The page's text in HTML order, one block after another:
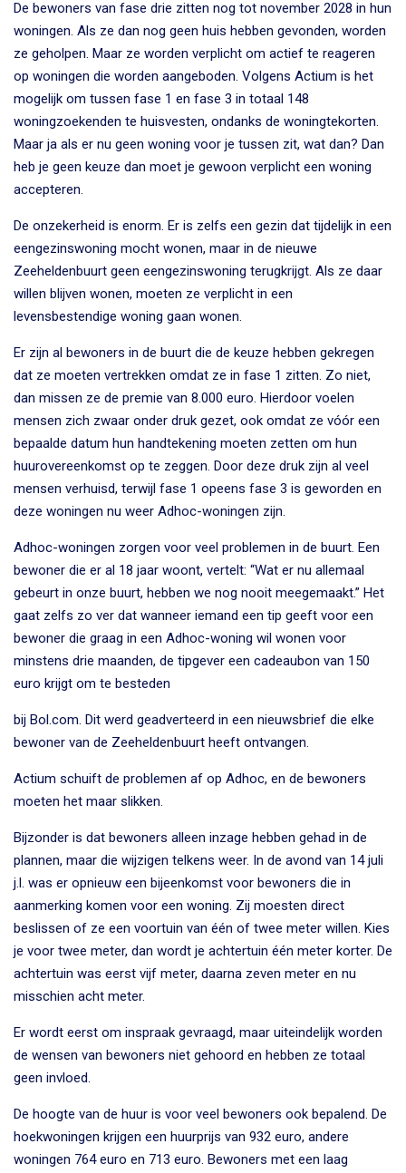
De bewoners van fase drie zitten nog tot november 2028 in hun
woningen. Als ze dan nog geen huis hebben gevonden, worden
ze geholpen. Maar ze worden verplicht om actief te reageren
op woningen die worden aangeboden. Volgens Actium is het
mogelijk om tussen fase 1 en fase 3 in totaal 148
woningzoekenden te huisvesten, ondanks de woningtekorten.
Maar ja als er nu geen woning voor je tussen zit, wat dan? Dan
heb je geen keuze dan moet je gewoon verplicht een woning
accepteren.
De onzekerheid is enorm. Er is zelfs een gezin dat tijdelijk in een
eengezinswoning mocht wonen, maar in de nieuwe
Zeeheldenbuurt geen eengezinswoning terugkrijgt. Als ze daar
willen blijven wonen, moeten ze verplicht in een
levensbestendige woning gaan wonen.
Er zijn al bewoners in de buurt die de keuze hebben gekregen
dat ze moeten vertrekken omdat ze in fase 1 zitten. Zo niet,
dan missen ze de premie van 8.000 euro. Hierdoor voelen
mensen zich zwaar onder druk gezet, ook omdat ze vóór een
bepaalde datum hun handtekening moeten zetten om hun
huurovereenkomst op te zeggen. Door deze druk zijn al veel
mensen verhuisd, terwijl fase 1 opeens fase 3 is geworden en
deze woningen nu weer Adhoc-woningen zijn.
Adhoc-woningen zorgen voor veel problemen in de buurt. Een
bewoner die er al 18 jaar woont, vertelt: “Wat er nu allemaal
gebeurt in onze buurt, hebben we nog nooit meegemaakt.” Het
gaat zelfs zo ver dat wanneer iemand een tip geeft voor een
bewoner die graag in een Adhoc-woning wil wonen voor
minstens drie maanden, de tipgever een cadeaubon van 150
euro krijgt om te besteden
bij Bol.com. Dit werd geadverteerd in een nieuwsbrief die elke
bewoner van de Zeeheldenbuurt heeft ontvangen.
Actium schuift de problemen af op Adhoc, en de bewoners
moeten het maar slikken.
Bijzonder is dat bewoners alleen inzage hebben gehad in de
plannen, maar die wijzigen telkens weer. In de avond van 14 juli
j.l. was er opnieuw een bijeenkomst voor bewoners die in
aanmerking komen voor een woning. Zij moesten direct
beslissen of ze een voortuin van één of twee meter willen. Kies
je voor twee meter, dan wordt je achtertuin één meter korter. De
achtertuin was eerst vijf meter, daarna zeven meter en nu
misschien acht meter.
Er wordt eerst om inspraak gevraagd, maar uiteindelijk worden
de wensen van bewoners niet gehoord en hebben ze totaal
geen invloed.
De hoogte van de huur is voor veel bewoners ook bepalend. De
hoekwoningen krijgen een huurprijs van 932 euro, andere
woningen 764 euro en 713 euro. Bewoners met een laag